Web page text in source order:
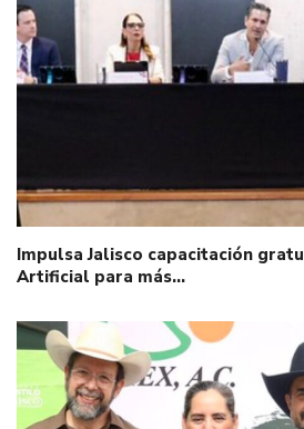
Impulsa Jalisco capacitación
Artificial para más…